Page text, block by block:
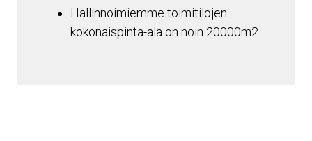
Hallinnoimiemme toimitilojen
kokonaispinta-ala on noin 20000m2.